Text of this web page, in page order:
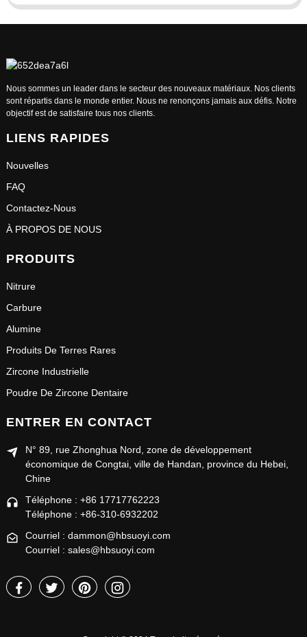
Nous sommes un leader dans le secteur des nouveaux matériaux. Nos clients
sont répartis dans le monde entier. Nous ne renonçons jamais aux défis. Notre
objectif est de satisfaire tous nos clients.
LIENS RAPIDES
Nouvelles
FAQ
Contactez-Nous
À PROPOS DE NOUS
PRODUITS
Nitrure
Carbure
Alumine
Produits De Terres Rares
Zircone Industrielle
Poudre De Zircone Dentaire
ENTRER EN CONTACT
N° 89, rue Zhonghua Nord, zone de développement
économique de Congtai, ville de Handan, province du Hebei,
Chine
Téléphone : +86 17717762223
Téléphone : +86-310-6932202
Courriel : dammon@hbsuoyi.com
Courriel : sales@hbsuoyi.com